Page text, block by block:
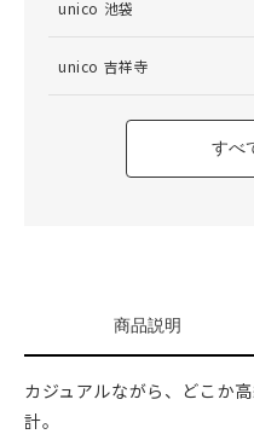
商品説明
カジュアルながら、どこか
計。
unico 池袋
unico 吉祥寺
すべ